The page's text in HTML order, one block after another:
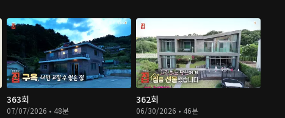
363회
07/07/2026 • 48분
362회
06/30/2026 • 46분